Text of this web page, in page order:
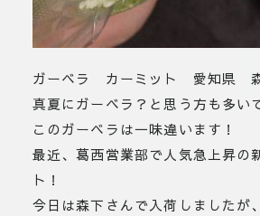
ガーベラ カーミット 愛知県
真夏にガーベラ？と思う方も多い
このガーベラは一味違います！
最近、葛西営業部で人気急上昇の
ト！
今日は森下さんで入荷しましたが
facebook